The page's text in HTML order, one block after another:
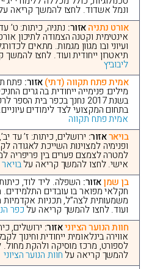
ונמל אשדוד. לחצו להמשך קריאה
אורט נתניהאזור: נתניה, כיתות: ט’
אינטימית וקטנה הצמודה לתיכון
ועיוני ובו מגוון מגמות. מתאים
תיאטרון ייחודית ועוד. לחצו
ליבוביץ
אמית פתח תקווה (דתי)אזור: פתח
מילים: פנימייה ייחודית בה גרים
בשנת 2017 נחנך בכפר בית
בתחום המקצועי לצד לימודים
אמית פתח תקווה
בויאראזור: ירושלים, כיתות: ז’ עד
ופנימיה למצוינות השייכת לאגודה
למטרה לצמצם פערים בין פריפריה
אישי. לחצו להמשך קריאה עלבויאר
בן שמןאזור: השפלה. ליד לוד,
חקלאי מפואר בו עובדים
משמעותית לצה”ל, תכניות אקדמיות
ועוד. לחצו להמשך קריאה עלכפר
חוות הנוער הציוניאזור: ירושלים,
אווירה בינלאומית ייחודית וחינוך
לספורט, מרכז מוסיקה ולהקת מחול.
להמשך קריאה עלחוות הנוער הציוני